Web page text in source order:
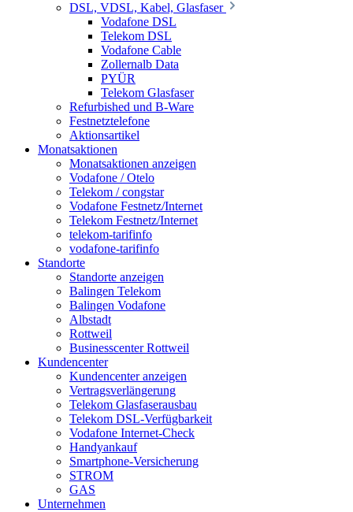
DSL, VDSL, Kabel, Glasfaser
Vodafone DSL
Telekom DSL
Vodafone Cable
Zollernalb Data
PYÜR
Telekom Glasfaser
Refurbished und B-Ware
Festnetztelefone
Aktionsartikel
Monatsaktionen
Monatsaktionen anzeigen
Vodafone / Otelo
Telekom / congstar
Vodafone Festnetz/Internet
Telekom Festnetz/Internet
telekom-tarifinfo
vodafone-tarifinfo
Standorte
Standorte anzeigen
Balingen Telekom
Balingen Vodafone
Albstadt
Rottweil
Businesscenter Rottweil
Kundencenter
Kundencenter anzeigen
Vertragsverlängerung
Telekom Glasfaserausbau
Telekom DSL-Verfügbarkeit
Vodafone Internet-Check
Handyankauf
Smartphone-Versicherung
STROM
GAS
Unternehmen